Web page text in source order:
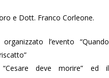
e Dott. Franco Corleone.
l’evento “Quando
deve morire” ed il